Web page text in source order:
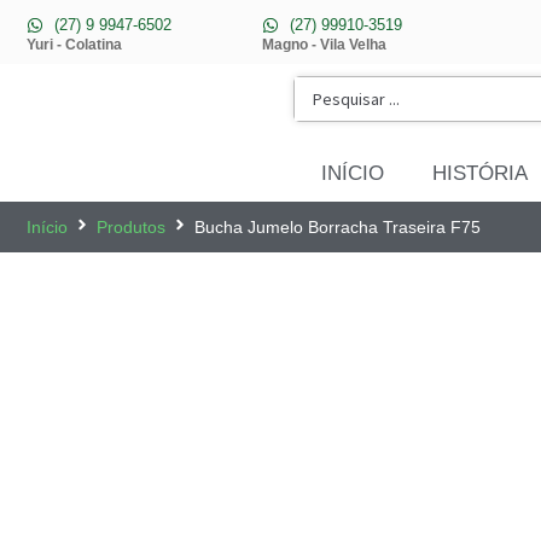
(27) 9 9947-6502
Yuri - Colatina
(27) 99910-3519
Magno - Vila Velha
INÍCIO HISTÓRIA
Início Produtos Bucha Jumelo Borracha Traseira F75